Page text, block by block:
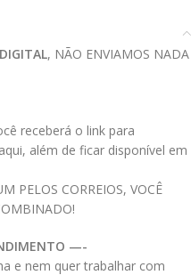
, NÃO ENVIAMOS NADA
receberá o link para
além de ficar disponível em
PELOS CORREIOS, VOCÊ
—-
e nem quer trabalhar com